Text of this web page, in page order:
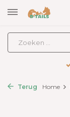
Terug Home